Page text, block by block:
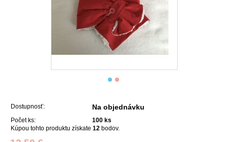
Dostupnosť: Na objednávku
Počet ks: 100 ks
Kúpou tohto produktu získate 12 bodov.